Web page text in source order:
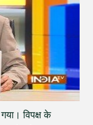
विपक्ष के